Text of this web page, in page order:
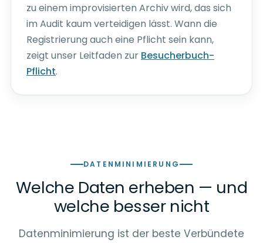
zu einem improvisierten Archiv wird, das sich
im Audit kaum verteidigen lässt. Wann die
Registrierung auch eine Pflicht sein kann,
zeigt unser Leitfaden zur Besucherbuch-
Pflicht.
DATENMINIMIERUNG
Welche Daten erheben — und
welche besser nicht
Datenminimierung ist der beste Verbündete